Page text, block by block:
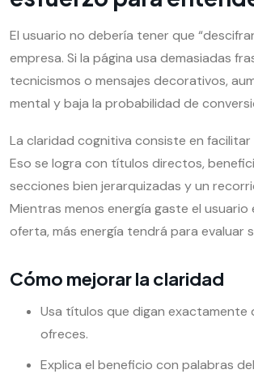
El usuario no debería tener que
empresa. Si la página usa demasiadas
tecnicismos o mensajes decorativos,
mental y baja la probabilidad de
La claridad cognitiva consiste en facilitar
Eso se logra con títulos directos,
secciones bien jerarquizadas y un
Mientras menos energía gaste el usuario
oferta, más energía tendrá para evaluar
Cómo mejorar la claridad
Usa títulos que digan exactamente
ofreces.
Explica el beneficio con palabras